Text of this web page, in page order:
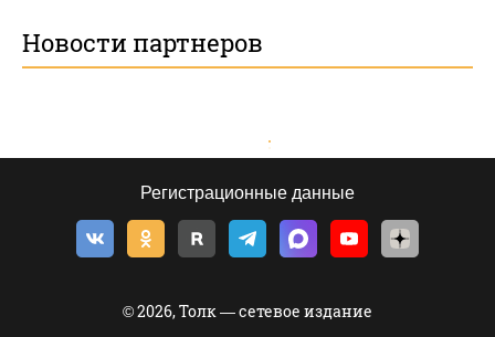
Новости партнеров
Регистрационные данные
© 2026, Толк — сетевое издание